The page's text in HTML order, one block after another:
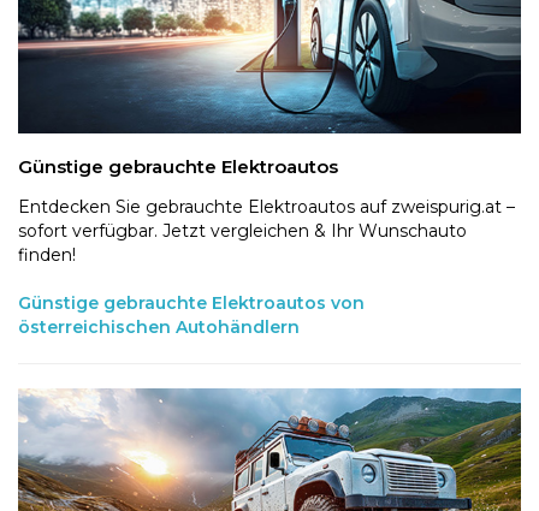
Günstige gebrauchte Elektroautos
Entdecken Sie gebrauchte Elektroautos auf zweispurig.at –
sofort verfügbar. Jetzt vergleichen & Ihr Wunschauto
finden!
Günstige gebrauchte Elektroautos von
österreichischen Autohändlern